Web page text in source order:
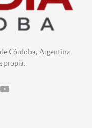
Córdoba, Argentina.
propia.